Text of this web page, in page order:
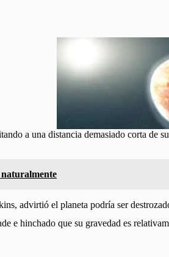
a una distancia demasiado corta de
naturalmente
advirtió el planeta podría ser
e hinchado que su gravedad es